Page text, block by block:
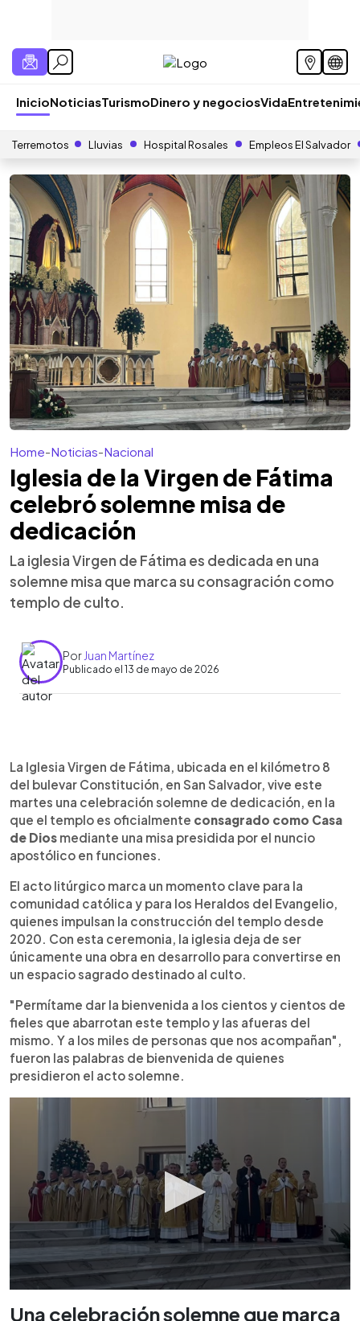
InicioNoticiasTurismoDinero y negociosVida
Terremotos Lluvias Hospital Rosales Empleos El Salvador
Home-Noticias-Nacional
Iglesia de la Virgen de Fátima
celebró solemne misa de
dedicación
La iglesia Virgen de Fátima es dedicada en una
solemne misa que marca su consagración como
templo de culto.
Por Juan Martínez
Publicado el 13 de mayo de 2026
► Escuchar artículo
La Iglesia Virgen de Fátima, ubicada en el bulevar
Constitución en San Salvador, abre sus puertas
tras una solemne misa de Dedicación presidida
por Monseñor Joseph Salim y Monseñor Óscar
Álvarez Orellana. La ceremonia reunió a cientos
de fieles dentro y fuera del templo. Durante el
impulso de benefactores y de la Fundación El
Porvenir de El Salvador. Aunque la construcción
continúa, el templo ya queda consagrado como
Casa de Dios y habilitado para celebraciones
religiosas, marcando un momento importante para
la comunidad católica salvadoreña.
La Iglesia Virgen de Fátima, ubicada en el kilómetro 8
del bulevar Constitución, en San Salvador, vive este
martes una celebración solemne de dedicación, en la
que el templo es oficialmente consagrado como Casa
de Dios mediante una misa presidida por el nuncio
apostólico en funciones.
El acto litúrgico marca un momento clave para la
comunidad católica y para los Heraldos del Evangelio,
quienes impulsan la construcción del templo desde
2020. Con esta ceremonia, la iglesia deja de ser
únicamente una obra en desarrollo para convertirse en
un espacio sagrado destinado al culto.
"Permítame dar la bienvenida a los cientos y cientos de
fieles que abarrotan este templo y las afueras del
mismo. Y a los miles de personas que nos acompañan",
fueron las palabras de bienvenida de quienes
presidieron el acto solemne.
Una celebración solemne que marca